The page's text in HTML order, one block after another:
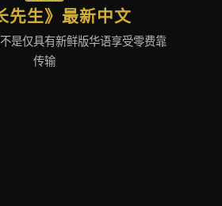
先生》最新中文
是仅具有新鲜版华语享受零费靠
传输